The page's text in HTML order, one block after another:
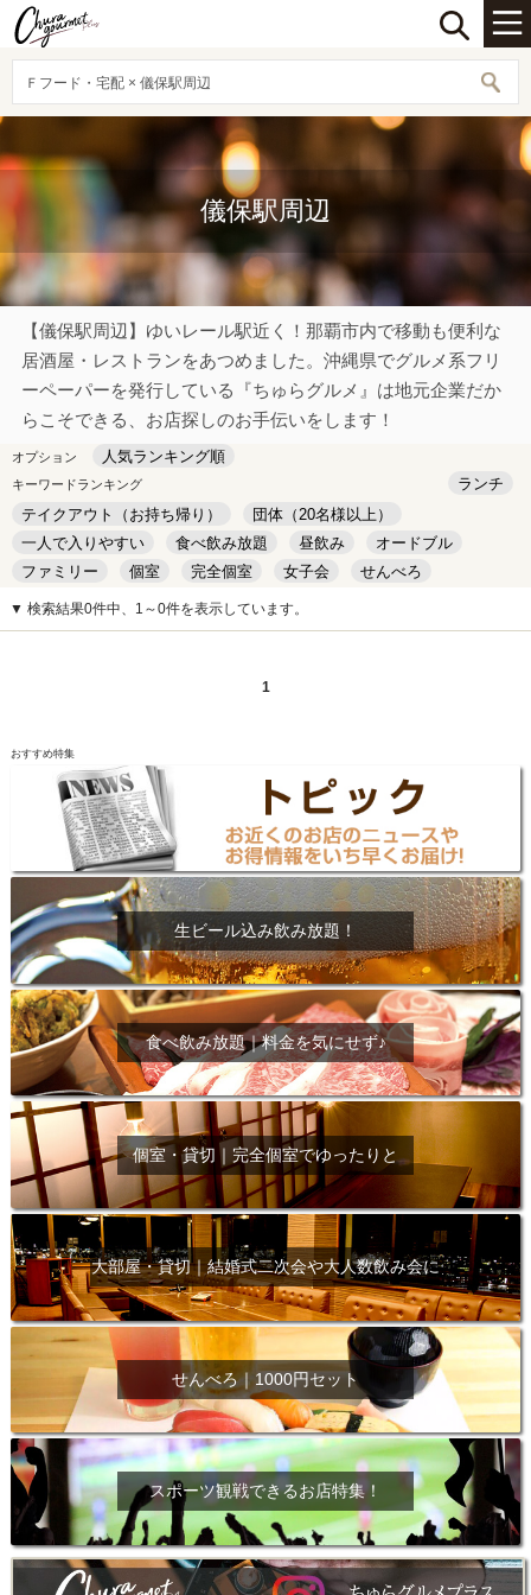
Ｆフード・宅配 × 儀保駅周辺
儀保駅周辺
【儀保駅周辺】ゆいレール駅近く！那覇市内で移動も便利な
居酒屋・レストランをあつめました。沖縄県でグルメ系フリ
ーペーパーを発行している『ちゅらグルメ』は地元企業だか
らこそできる、お店探しのお手伝いをします！
オプション 人気ランキング順
キーワードランキング
ランチ
テイクアウト（お持ち帰り）
団体（20名様以上）
一人で入りやすい
食べ飲み放題 昼飲み
オードブル
ファミリー
個室 完全個室 女子会
せんべろ
キッズルーム
安い デート
▼ 検索結果0件中、1～0件を表示しています。
1
おすすめ特集
生ビール込み飲み放題！
食べ飲み放題｜料金を気にせず♪
個室・貸切｜完全個室でゆったりと
大部屋・貸切｜結婚式二次会や大人数飲み会に
せんべろ｜1000円セット
スポーツ観戦できるお店特集！